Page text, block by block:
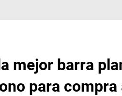
mejor barra
para compra